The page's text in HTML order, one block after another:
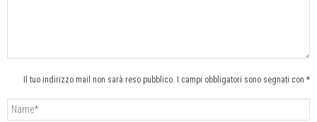
Il tuo indirizzo mail non sarà reso pubblico. I campi obbligatori sono segnati con *